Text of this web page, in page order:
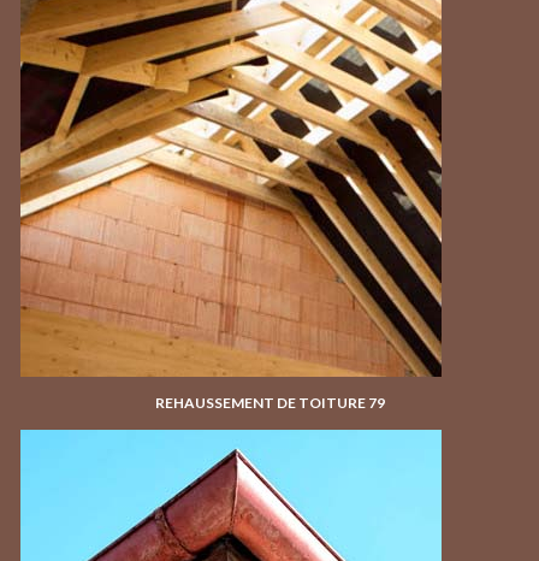
REHAUSSEMENT DE TOITURE 79